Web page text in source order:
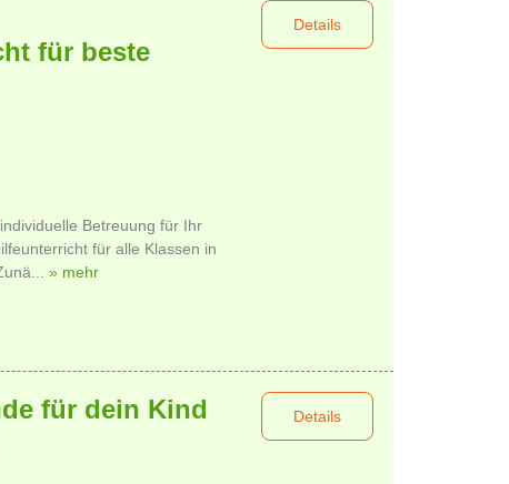
für beste
Betreuung für Ihr
für alle Klassen in
» mehr
Details
für dein Kind
Details